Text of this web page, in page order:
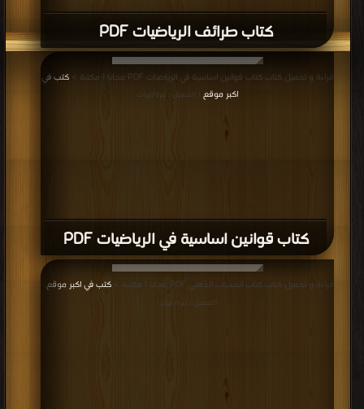
كتاب طرائف الرياضيات PDF
كتاب قوانين اساسية في الرياضيات PDF
قراءة و تحميل كتاب كتاب قوانين اساسية في الرياضيات PDF مجانا | مكتبة >
كتب في
اكبر موقع
| التحميل : مرة/مرات
قراءة و تحميل كتاب كتاب الحساب الذهني PDF مجانا | مكتبة > كتب في اكبر موقع
التحميل : مرة/مرات